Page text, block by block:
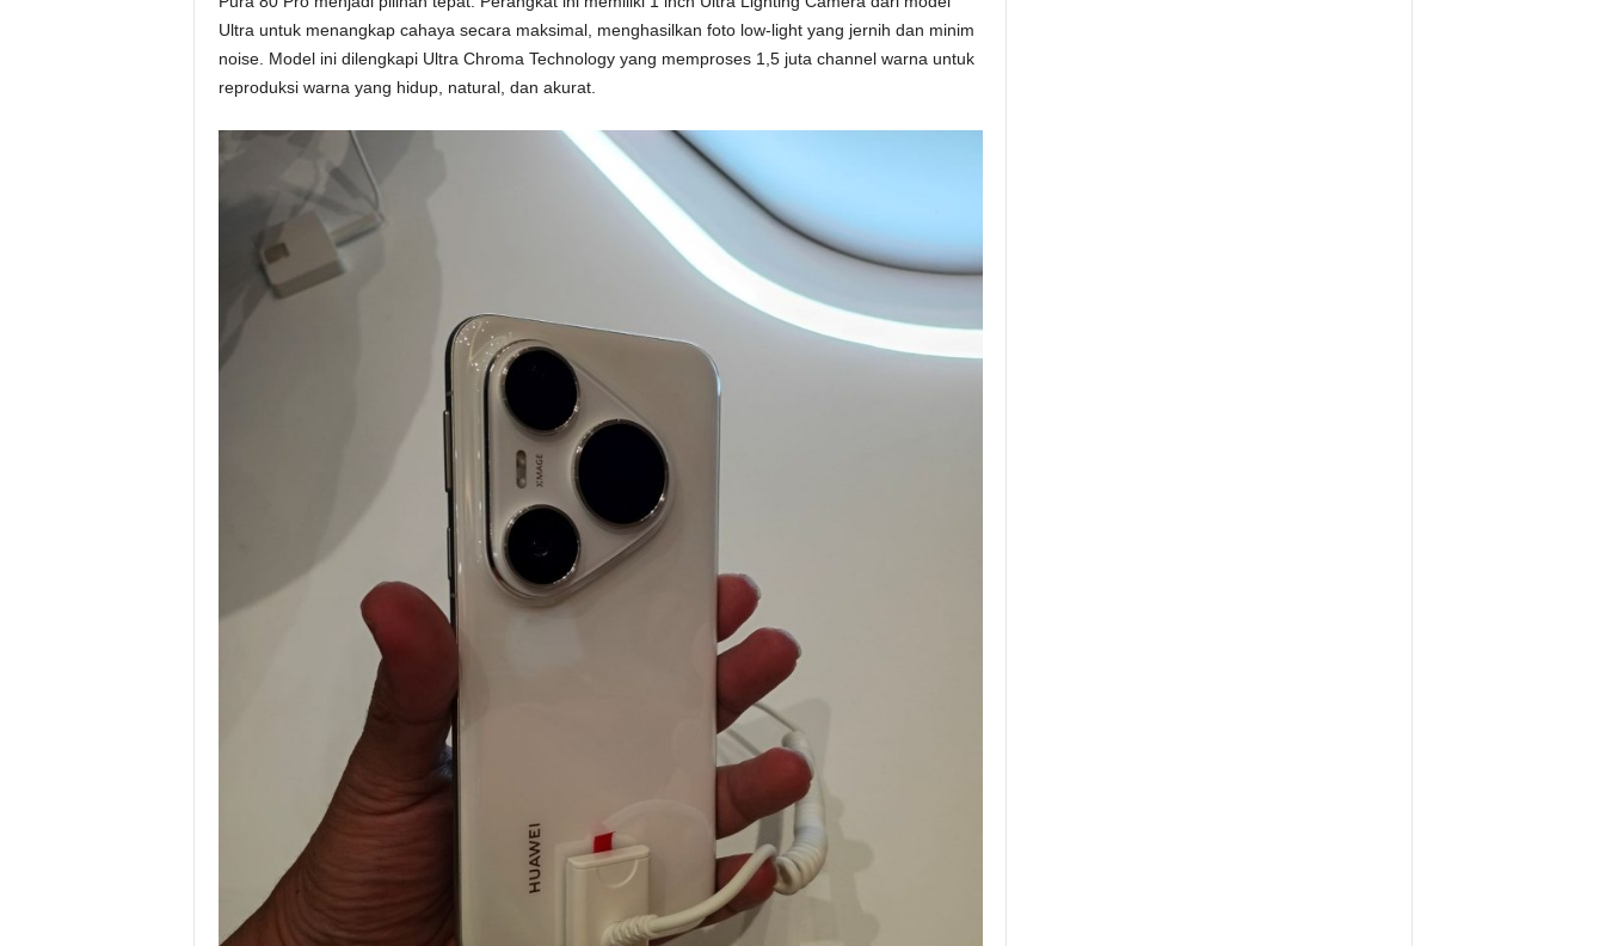
Ultra untuk menangkap cahaya secara maksimal, menghasilkan foto low-light yang jernih dan minim
noise. Model ini dilengkapi Ultra Chroma Technology yang memproses 1,5 juta channel warna untuk
reproduksi warna yang hidup, natural, dan akurat.